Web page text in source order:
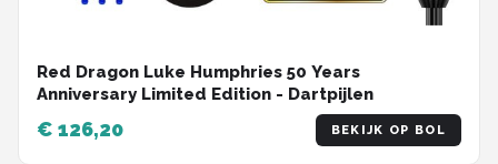
Red Dragon Luke Humphries 50 Years
Anniversary Limited Edition - Dartpijlen
€ 126,20 BEKIJK OP BOL